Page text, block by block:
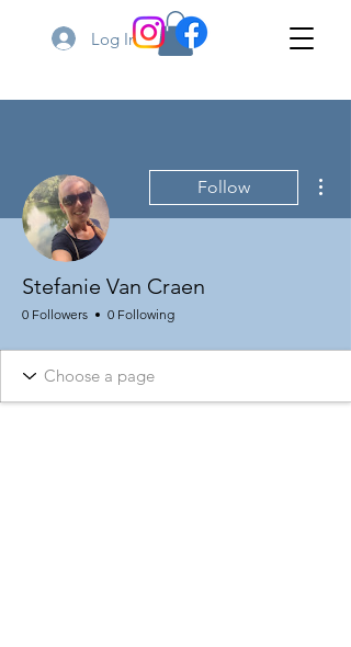
Log In
Follow
Stefanie Van Craen
0 Followers 0 Following